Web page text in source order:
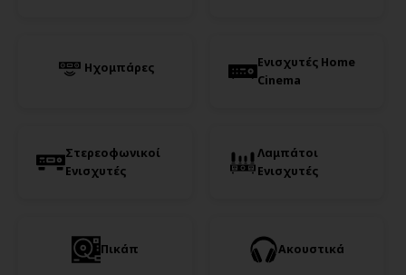
Ηχομπάρες
Ενισχυτές Home
Cinema
Στερεοφωνικοί
Ενισχυτές
Λαμπάτοι
Ενισχυτές
Πικάπ Ακουστικά